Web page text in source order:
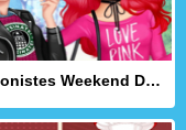
Fashionistes Weekend Décontracté